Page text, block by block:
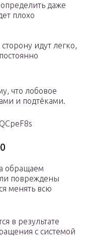
даже
плохо
идут легко,
что лобовое
и подтёками.
обращаем
повреждены
менять всю
в результате
с системой